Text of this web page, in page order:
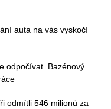
auta na vás vyskočí
odpočívat. Bazénový
odmítli 546 milionů za